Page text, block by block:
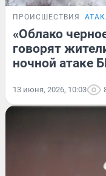
ПРОИСШЕСТВИЯ
«Облако
говорят
ночной атаке
13 июня, 2026, 10:03